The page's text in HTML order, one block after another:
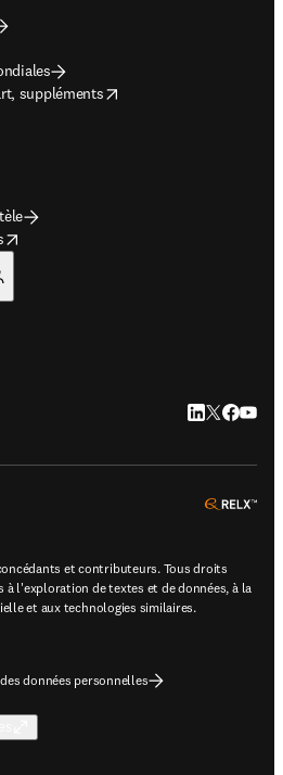
suppléments
LinkedIn
Twitter
et contributeurs. Tous droits
à l'exploration de textes et de données, à la
et aux technologies similaires.
données personnelles